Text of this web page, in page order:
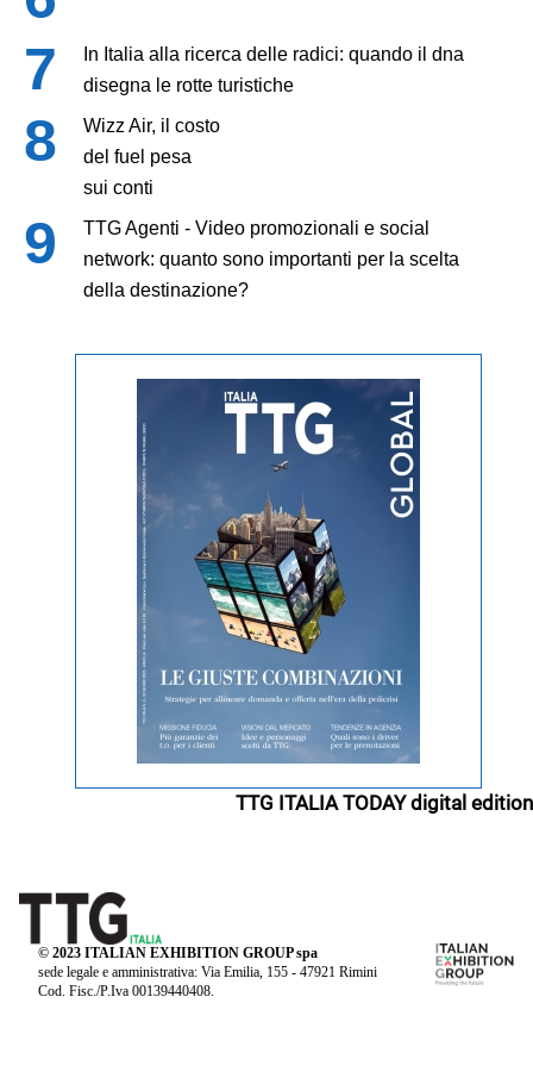
In Italia alla ricerca delle radici: quando il dna
disegna le rotte turistiche
Wizz Air, il costo
del fuel pesa
sui conti
TTG Agenti - Video promozionali e social
network: quanto sono importanti per la scelta
della destinazione?
TTG ITALIA TODAY digital edition
© 2023 ITALIAN EXHIBITION GROUP spa
sede legale e amministrativa: Via Emilia, 155 - 47921 Rimini
Cod. Fisc./P.Iva 00139440408.